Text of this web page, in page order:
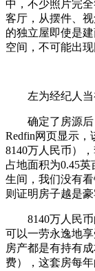
中，不少照片完
客厅，从摆件、
的独立屋即使是
空间，不可能出
左为经纪人当
确定了房源后
Redfin网页显示，
8140万人民币）
占地面积为0.45
生间，我们没有
则证明房子越是豪
8140万人民币
可以一劳永逸地
房产都是有持有
费），这套房每